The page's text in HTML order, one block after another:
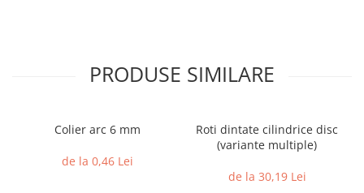
PRODUSE SIMILARE
Colier arc 6 mm
de la 0,46 Lei
Roti dintate cilindrice disc
(variante multiple)
de la 30,19 Lei